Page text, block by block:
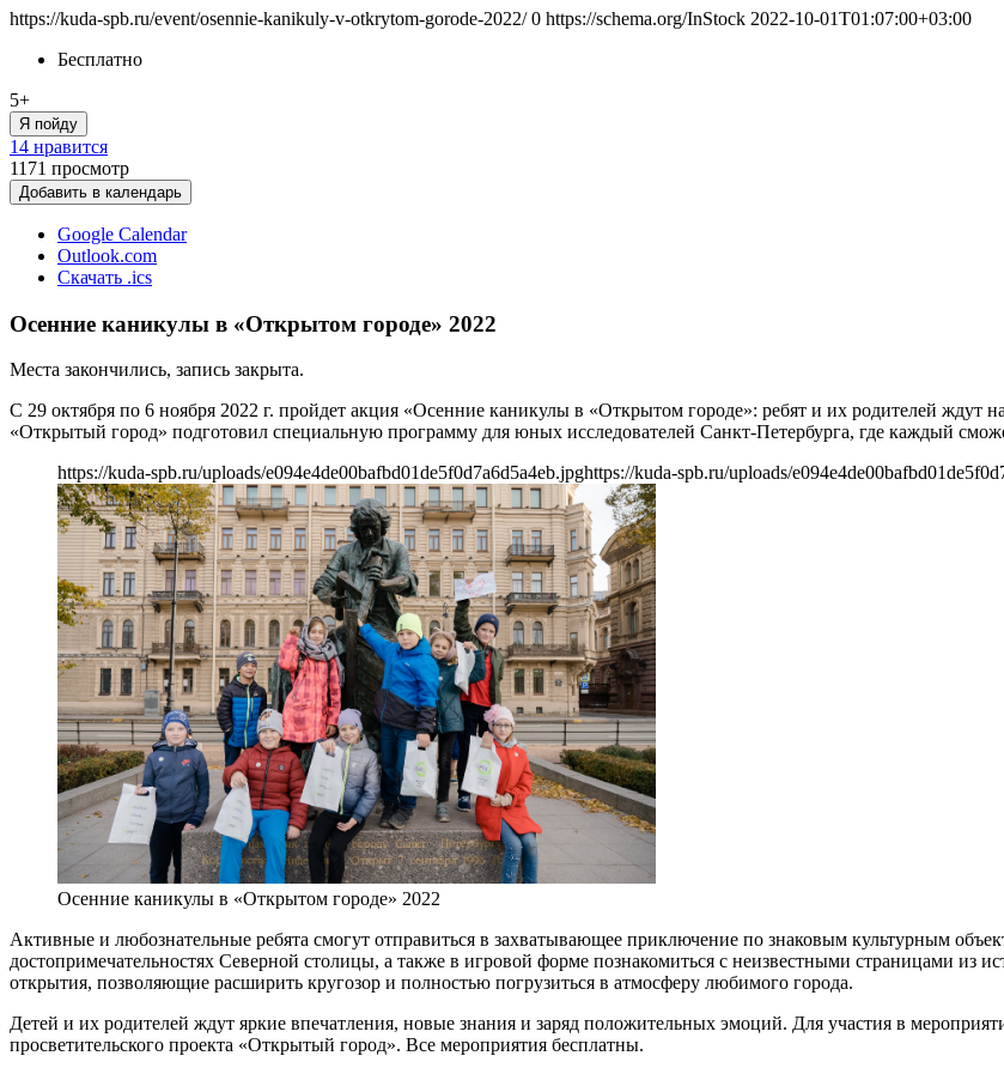
https://kuda-spb.ru/event/osennie-kanikuly-v-otkrytom-gorode-2022/ 0 https://schema.org/InStock 2022-10-01T01:07:00+03:00
Бесплатно
5+
Я пойду
14 нравится
1171 просмотр
Добавить в календарь
Google Calendar
Outlook.com
Скачать .ics
Осенние каникулы в «Открытом городе» 2022
Места закончились, запись закрыта.
С 29 октября по 6 ноября 2022 г. пройдет акция «Осенние каникулы в «Открытом городе»: ребят и их родителей ждут
«Открытый город» подготовил специальную программу для юных исследователей Санкт-Петербурга, где каждый
https://kuda-spb.ru/uploads/e094e4de00bafbd01de5f0d7a6d5a4eb.jpghttps://kuda-spb.ru/uploads/
Осенние каникулы в «Открытом городе» 2022
Активные и любознательные ребята смогут отправиться в захватывающее приключение по знаковым культурным
достопримечательностях Северной столицы, а также в игровой форме познакомиться с неизвестными страницами из
открытия, позволяющие расширить кругозор и полностью погрузиться в атмосферу любимого города.
Детей и их родителей ждут яркие впечатления, новые знания и заряд положительных эмоций. Для участия в
просветительского проекта «Открытый город». Все мероприятия бесплатны.